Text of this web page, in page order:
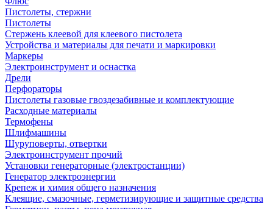
Пистолеты, стержни
Пистолеты
Стержень клеевой для клеевого пистолета
Устройства и материалы для печати и маркировки
Маркеры
Электроинструмент и оснастка
Дрели
Перфораторы
Пистолеты газовые гвоздезабивные и комплектующие
Расходные материалы
Термофены
Шлифмашины
Шуруповерты, отвертки
Электроинструмент прочий
Установки генераторные (электростанции)
Генератор электроэнергии
Крепеж и химия общего назначения
Клеящие, смазочные, герметизирующие и защитные средства